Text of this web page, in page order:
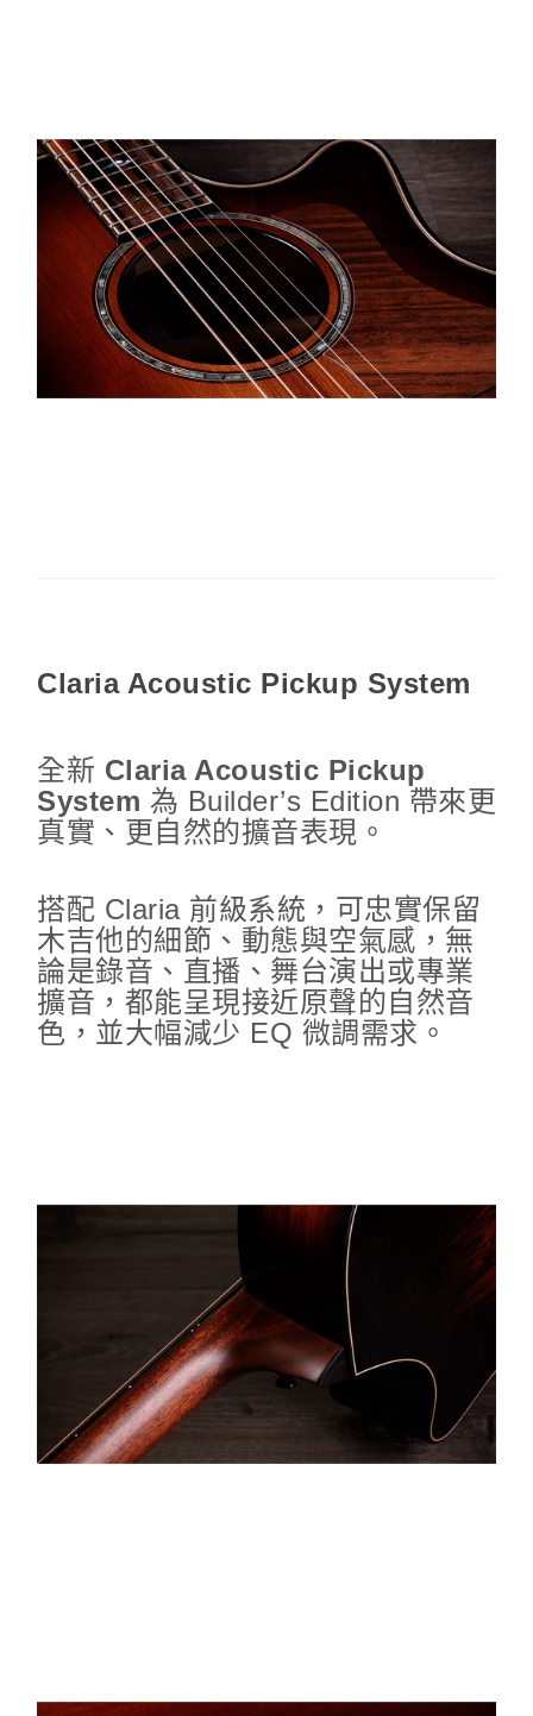
Claria Acoustic Pickup System
全新 Claria Acoustic Pickup
System 為 Builder’s Edition 帶來更
真實、更自然的擴音表現。
搭配 Claria 前級系統，可忠實保留
木吉他的細節、動態與空氣感，無
論是錄音、直播、舞台演出或專業
擴音，都能呈現接近原聲的自然音
色，並大幅減少 EQ 微調需求。